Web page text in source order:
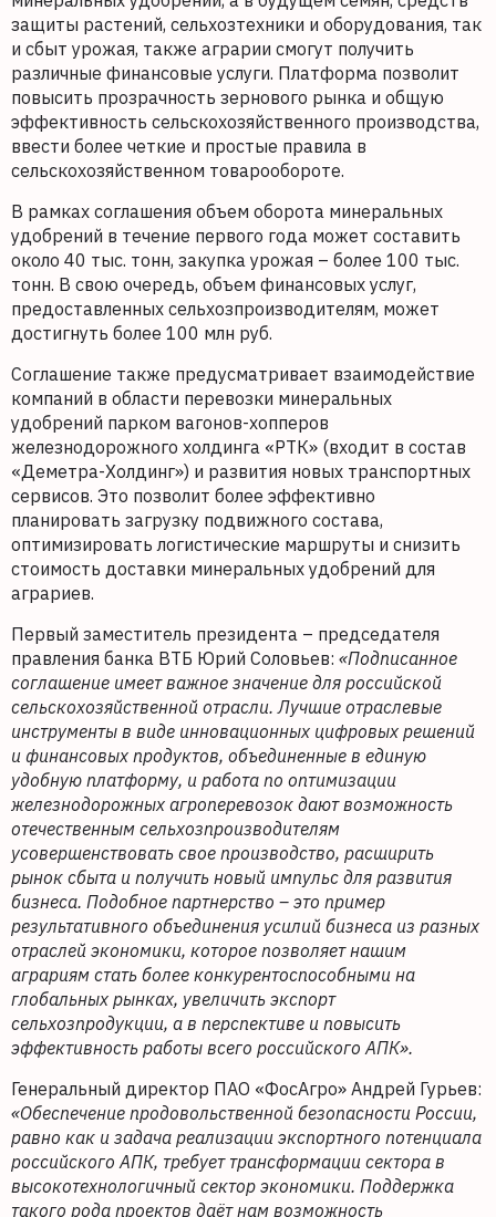
защиты растений, сельхозтехники и оборудования, так
и сбыт урожая, также аграрии смогут получить
различные финансовые услуги. Платформа позволит
повысить прозрачность зернового рынка и общую
эффективность сельскохозяйственного производства,
ввести более четкие и простые правила в
сельскохозяйственном товарообороте.
В рамках соглашения объем оборота минеральных
удобрений в течение первого года может составить
около 40 тыс. тонн, закупка урожая – более 100 тыс.
тонн. В свою очередь, объем финансовых услуг,
предоставленных сельхозпроизводителям, может
достигнуть более 100 млн руб.
Соглашение также предусматривает взаимодействие
компаний в области перевозки минеральных
удобрений парком вагонов-хопперов
железнодорожного холдинга «РТК» (входит в состав
«Деметра-Холдинг») и развития новых транспортных
сервисов. Это позволит более эффективно
планировать загрузку подвижного состава,
оптимизировать логистические маршруты и снизить
стоимость доставки минеральных удобрений для
аграриев.
Первый заместитель президента – председателя
правления банка ВТБ Юрий Соловьев: «Подписанное
соглашение имеет важное значение для российской
сельскохозяйственной отрасли. Лучшие отраслевые
инструменты в виде инновационных цифровых решений
и финансовых продуктов, объединенные в единую
удобную платформу, и работа по оптимизации
железнодорожных агроперевозок дают возможность
отечественным сельхозпроизводителям
усовершенствовать свое производство, расширить
рынок сбыта и получить новый импульс для развития
бизнеса. Подобное партнерство – это пример
результативного объединения усилий бизнеса из разных
отраслей экономики, которое позволяет нашим
аграриям стать более конкурентоспособными на
глобальных рынках, увеличить экспорт
сельхозпродукции, а в перспективе и повысить
эффективность работы всего российского АПК».
Генеральный директор ПАО «ФосАгро» Андрей Гурьев:
«Обеспечение продовольственной безопасности России,
равно как и задача реализации экспортного потенциала
российского АПК, требует трансформации сектора в
высокотехнологичный сектор экономики. Поддержка
такого рода проектов даёт нам возможность